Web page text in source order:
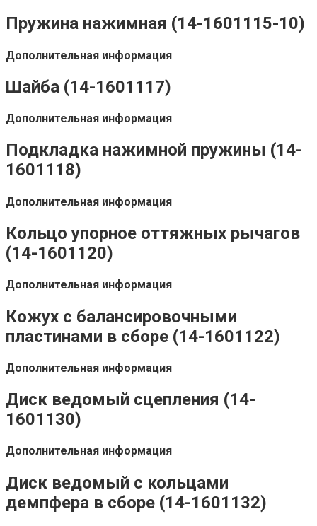
Пружина нажимная (14-1601115-10)
Дополнительная информация
Шайба (14-1601117)
Дополнительная информация
Подкладка нажимной пружины (14-
1601118)
Дополнительная информация
Кольцо упорное оттяжных рычагов
(14-1601120)
Дополнительная информация
Кожух с балансировочными
пластинами в сборе (14-1601122)
Дополнительная информация
Диск ведомый сцепления (14-
1601130)
Дополнительная информация
Диск ведомый с кольцами
демпфера в сборе (14-1601132)